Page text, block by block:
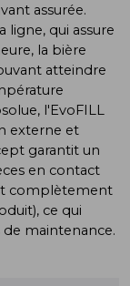
assurée.
ligne, qui assure
la bière
atteindre
l'EvoFILL
externe et
garantit un
en contact
complètement
ce qui
maintenance.